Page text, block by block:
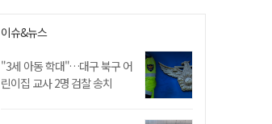
이슈&뉴스
"3세 아동 학대"…대구 북구 어
린이집 교사 2명 검찰 송치